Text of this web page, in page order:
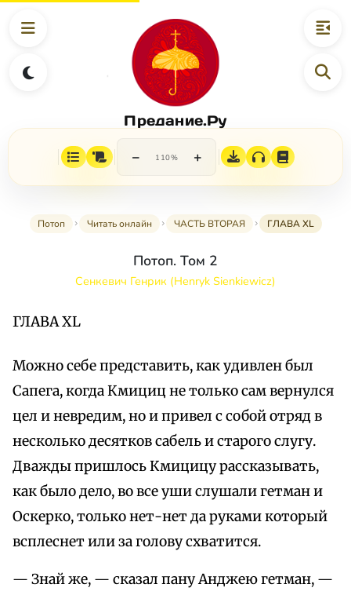
Предание.Ру
− 110% +
Потоп Читать онлайн ЧАСТЬ ВТОРАЯ ГЛАВА XL
Потоп. Том 2
Сенкевич Генрик (Henryk Sienkiewicz)
ГЛАВА XL
Можно себе представить, как удивлен был
Сапега, когда Кмициц не только сам вернулся
цел и невредим, но и привел с собой отряд в
несколько десятков сабель и старого слугу.
Дважды пришлось Кмицицу рассказывать,
как было дело, во все уши слушали гетман и
Оскерко, только нет-нет да руками который
всплеснет или за голову схватится.
— Знай же, — сказал пану Анджею гетман, —